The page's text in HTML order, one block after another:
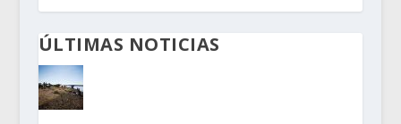
ÚLTIMAS NOTICIAS